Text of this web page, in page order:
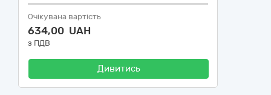
Очікувана вартість
634,00 UAH
з ПДВ
Дивитись